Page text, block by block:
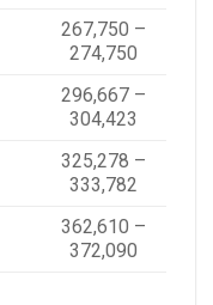
267,750 –
274,750
296,667 –
304,423
325,278 –
333,782
362,610 –
372,090